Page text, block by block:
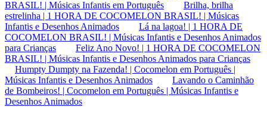
BRASIL! | Músicas Infantis em Português
Brilha, brilha
estrelinha | 1 HORA DE COCOMELON BRASIL! | Músicas
Infantis e Desenhos Animados
Lá na lagoa! | 1 HORA DE
COCOMELON BRASIL! | Músicas Infantis e Desenhos Animados
para Crianças
Feliz Ano Novo! | 1 HORA DE COCOMELON
BRASIL! | Músicas Infantis e Desenhos Animados para Crianças
Humpty Dumpty na Fazenda! | Cocomelon em Português |
Músicas Infantis e Desenhos Animados
Lavando o Caminhão
de Bombeiros! | Cocomelon em Português | Músicas Infantis e
Desenhos Animados